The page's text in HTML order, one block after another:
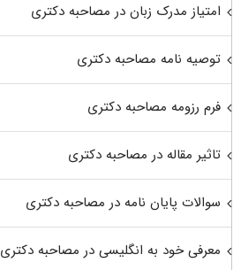
امتیاز مدرک زبان در مصاحبه دکتری
توصیه نامه مصاحبه دکتری
فرم رزومه مصاحبه دکتری
تاثیر مقاله در مصاحبه دکتری
سوالات پایان نامه در مصاحبه دکتری
معرفی خود به انگلیسی در مصاحبه دکتری